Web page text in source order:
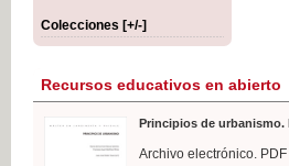
Colecciones [+/-]
Recursos educativos en abierto
Principios de urbanismo.
Archivo electrónico.